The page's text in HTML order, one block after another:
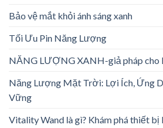
Bảo vệ mắt khỏi ánh sáng xanh
Tối Ưu Pin Năng Lượng
NĂNG LƯỢNG XANH-giả pháp cho
Năng Lượng Mặt Trời: Lợi Ích, Ứng
Vững
Vitality Wand là gì? Khám phá thiết